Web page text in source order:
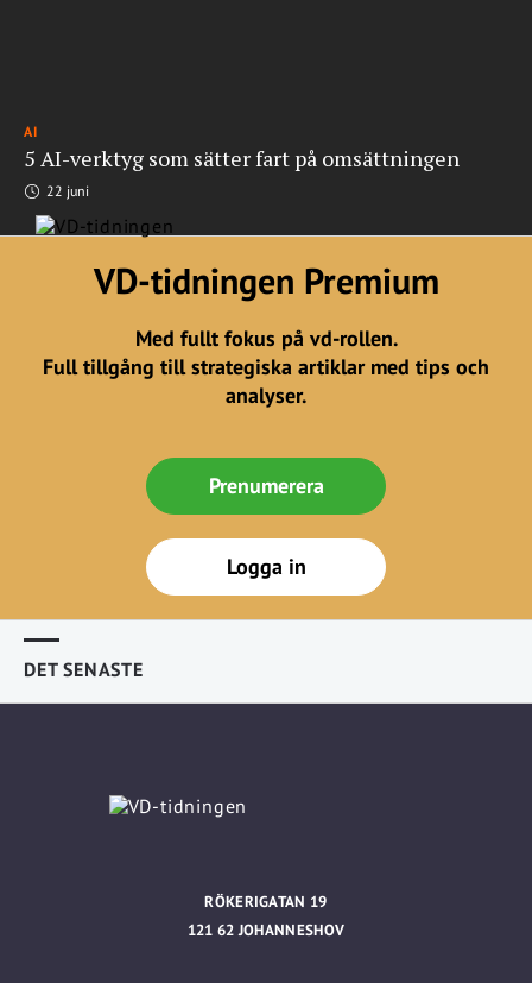
AI
5 AI-verktyg som sätter fart på omsättningen
22 juni
VD-tidningen Premium
Med fullt fokus på vd-rollen.
Full tillgång till strategiska artiklar med tips och
analyser.
Prenumerera
Logga in
DET SENASTE
RÖKERIGATAN 19
121 62 JOHANNESHOV